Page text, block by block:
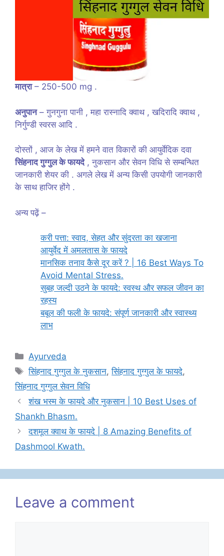
मात्रा– 250-500 mg .
अनुपान– गुनगुना पानी , महा रास्नादि क्वाथ , खदिरादि क्वाथ ,
निर्गुण्डी स्वरस आदि .
दोस्तों , आज के लेख में हमने वात विकारों की आयुर्वेदिक दवा
सिंहनाद गुग्गुल के फायदे, नुकसान और सेवन विधि से सम्बन्धित
जानकारी शेयर की . अगले लेख में अन्य किसी उपयोगी जानकारी
के साथ हाजिर होंगे .
अन्य पढ़ें –
करी पत्ता: स्वाद, सेहत और सुंदरता का खजाना
आयुर्वेद में अमलतास के फायदे
मानसिक तनाव कैसे दूर करें ? | 16 Best Ways To
Avoid Mental Stress.
सुबह जल्दी उठने के फायदे: स्वस्थ और सफल जीवन का
रहस्य
बबूल की फली के फायदे: संपूर्ण जानकारी और स्वास्थ्य
लाभ
Categories
Ayurveda
Tags
सिंहनाद गुग्गुल के नुकसान,सिंहनाद गुग्गुल के फायदे,
सिंहनाद गुग्गुल सेवन विधि
शंख भस्म के फायदे और नुकसान | 10 Best Uses of
Shankh Bhasm.
दशमूल क्वाथ के फायदे | 8 Amazing Benefits of
Dashmool Kwath.
Leave a comment